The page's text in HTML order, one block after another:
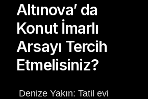
Altınova’ da
Konut İmarlı
Arsayı Tercih
Etmelisiniz?
Denize Yakın: Tatil evi